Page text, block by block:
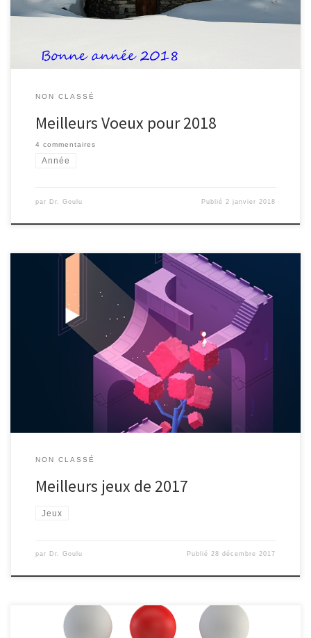
vous souhaite, mais en mieux ! (© le Chat de Geluck)
NON CLASSÉ
Meilleurs Voeux pour 2018
4 commentaires
Année
par Dr. Goulu Publié 2 janvier 2018
Pour finir l'année sur une note plus ludique, voici les jeux qui m'ont
le plus empêché d'écrire plus sur ce blog cette année : Monument
Valley 2, Life is Strange, Lifeless Planet, Bridge Constructor Portal,
EVE Discovery, et Angry Birds 2
NON CLASSÉ
Meilleurs jeux de 2017
Jeux
par Dr. Goulu Publié28 décembre 2017